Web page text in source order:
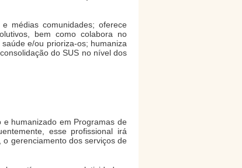
médias comunidades; oferece
bem como colabora no
e/ou prioriza-os; humaniza
do SUS no nível dos
humanizado em Programas de
esse profissional irá
gerenciamento dos serviços de